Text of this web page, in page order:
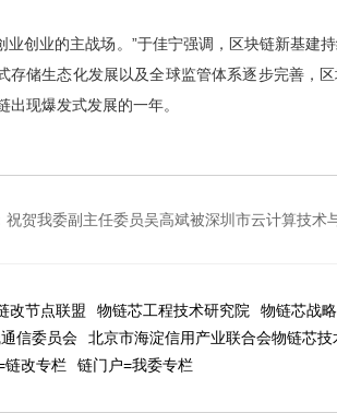
创业的主战场。”于佳宁强调，区块链新基建持
储生态化发展以及全球监管体系逐步完善，
现爆发式发展的一年。
祝贺我委副主任委员吴高斌被深圳市云计算技术
改节点联盟 物链芯工程技术研究院 物链芯战略
信委员会
北京市海淀信用产业联合会物链芯技
链改专栏 链门户=我委专栏